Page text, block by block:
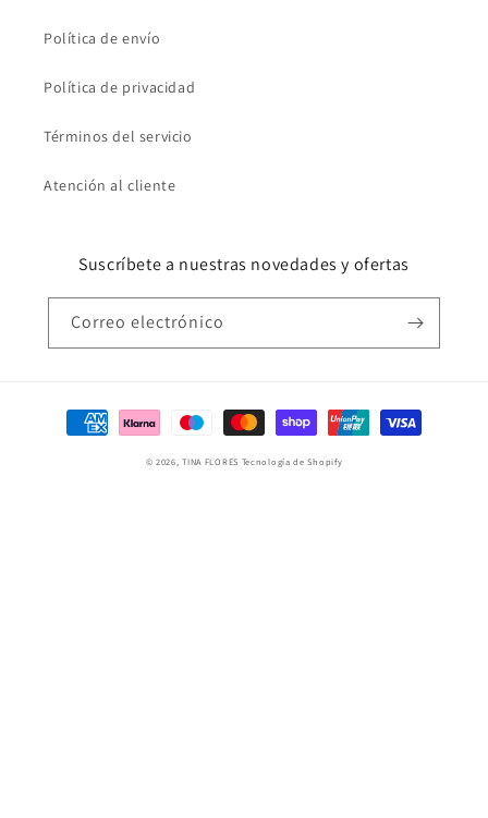
Política de envío
Política de privacidad
Términos del servicio
Atención al cliente
Suscríbete a nuestras novedades y ofertas
Correo electrónico
Formas
de
© 2026,TINA FLORES Tecnología de Shopify